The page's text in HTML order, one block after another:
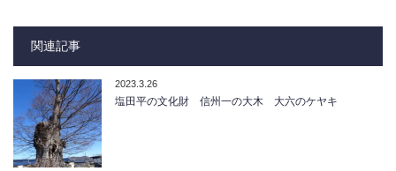
関連記事
2023.3.26
塩田平の文化財 信州一の大木 大六のケヤキ